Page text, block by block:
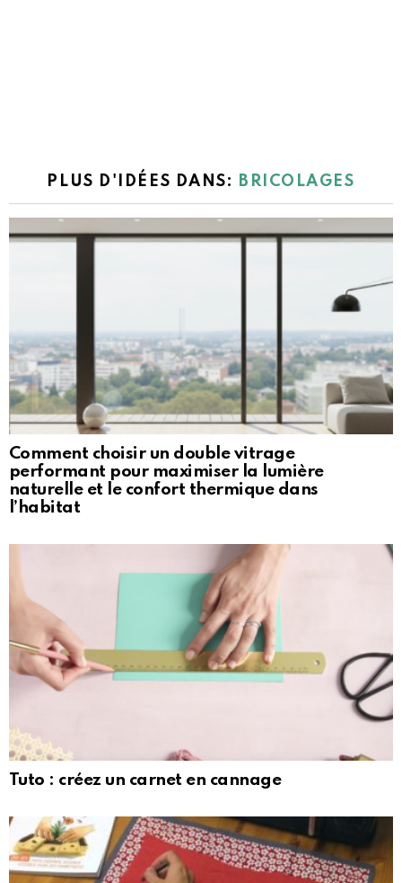
PLUS D'IDÉES DANS: BRICOLAGES
Comment choisir un double vitrage
performant pour maximiser la lumière
naturelle et le confort thermique dans
l’habitat
Tuto : créez un carnet en cannage